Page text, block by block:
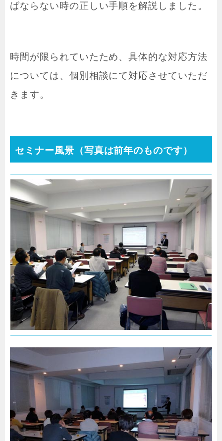
ばならない時の正しい手順を解説しました。
時間が限られていたため、具体的な対応方法
については、個別相談にて対応させていただ
きます。
セミナー風景（写真は前年のものです）